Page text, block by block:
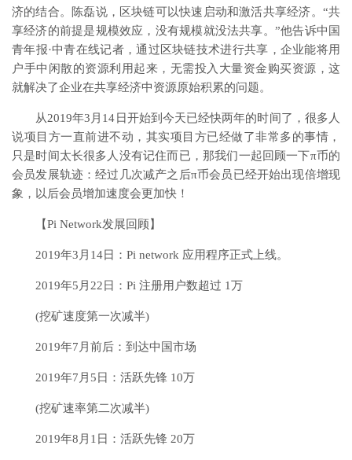
济的结合。陈磊说，区块链可以快速启动和激活共享经济。“共
享经济的前提是规模效应，没有规模就没法共享。”他告诉中国
青年报·中青在线记者，通过区块链技术进行共享，企业能将用
户手中闲散的资源利用起来，无需投入大量资金购买资源，这
就解决了企业在共享经济中资源原始积累的问题。
从2019年3月14日开始到今天已经快两年的时间了，很多人
说项目方一直前进不动，其实项目方已经做了非常多的事情，
只是时间太长很多人没有记住而已，那我们一起回顾一下π币的
会员发展轨迹：经过几次减产之后π币会员已经开始出现倍增现
象，以后会员增加速度会更加快！
【Pi Network发展回顾】
2019年3月14日：Pi network 应用程序正式上线。
2019年5月22日：Pi 注册用户数超过 1万
(挖矿速度第一次减半)
2019年7月前后：到达中国市场
2019年7月5日：活跃先锋 10万
(挖矿速率第二次减半)
2019年8月1日：活跃先锋 20万